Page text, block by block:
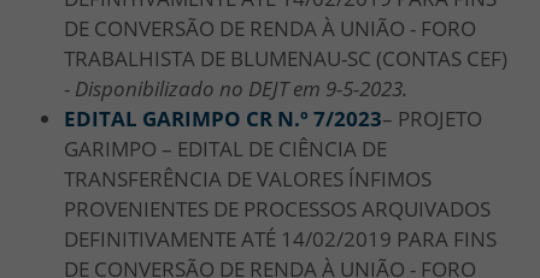
DE CONVERSÃO DE RENDA À UNIÃO - FORO
TRABALHISTA DE BLUMENAU-SC (CONTAS CEF)
- Disponibilizado no DEJT em 9-5-2023.
EDITAL GARIMPO CR N.º 7/2023– PROJETO
GARIMPO – EDITAL DE CIÊNCIA DE
TRANSFERÊNCIA DE VALORES ÍNFIMOS
PROVENIENTES DE PROCESSOS ARQUIVADOS
DEFINITIVAMENTE ATÉ 14/02/2019 PARA FINS
DE CONVERSÃO DE RENDA À UNIÃO - FORO